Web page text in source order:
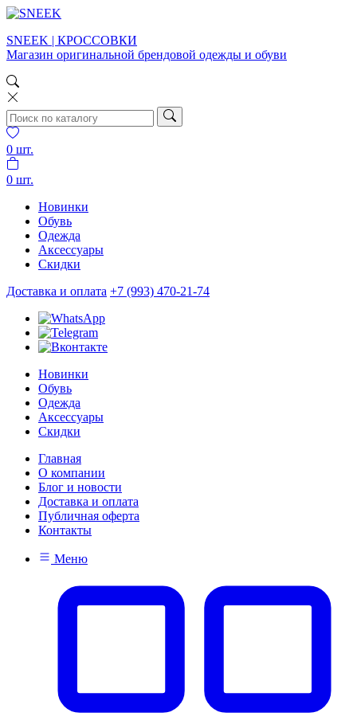
SNEEK | КРОССОВКИ
Магазин оригинальной брендовой одежды и обуви
0 шт.
0 шт.
Новинки
Обувь
Одежда
Аксессуары
Скидки
Доставка и оплата +7 (993) 470-21-74
Новинки
Обувь
Одежда
Аксессуары
Скидки
Главная
О компании
Блог и новости
Доставка и оплата
Публичная оферта
Контакты
Меню